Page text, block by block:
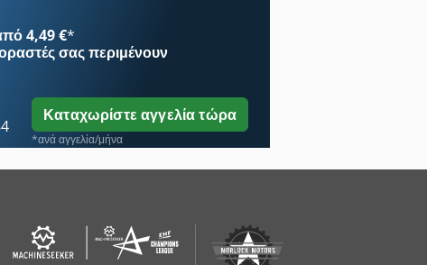
4,49 €*
σας περιμένουν
Καταχωρίστε αγγελία τώρα
*ανά αγγελία/μήνα